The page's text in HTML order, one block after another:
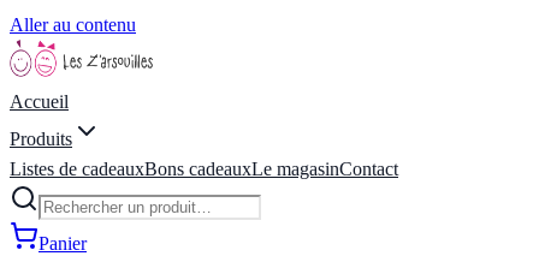
Aller au contenu
Accueil
Produits
Listes de cadeauxBons cadeauxLe magasinContact
Panier